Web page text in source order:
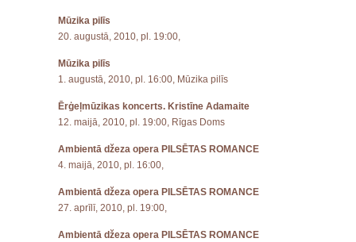
Mūzika pilīs
20. augustā, 2010, pl. 19:00,
Mūzika pilīs
1. augustā, 2010, pl. 16:00, Mūzika pilīs
Ērģeļmūzikas koncerts. Kristīne Adamaite
12. maijā, 2010, pl. 19:00, Rīgas Doms
Ambientā džeza opera PILSĒTAS ROMANCE
4. maijā, 2010, pl. 16:00,
Ambientā džeza opera PILSĒTAS ROMANCE
27. aprīlī, 2010, pl. 19:00,
Ambientā džeza opera PILSĒTAS ROMANCE